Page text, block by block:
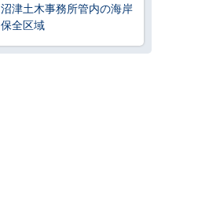
沼津土木事務所管内の海岸
保全区域